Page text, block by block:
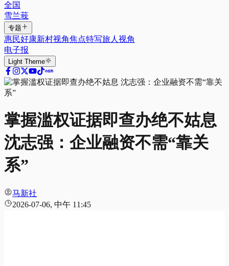
全国
雪兰莪
专题
惠民好康新村视角焦点特写旅人视角
电子报
Light Theme
掌握滥权证据即查办绝不姑息
沈志强：企业融资不需“靠关
系”
马新社
2026-07-06, 中午 11:45